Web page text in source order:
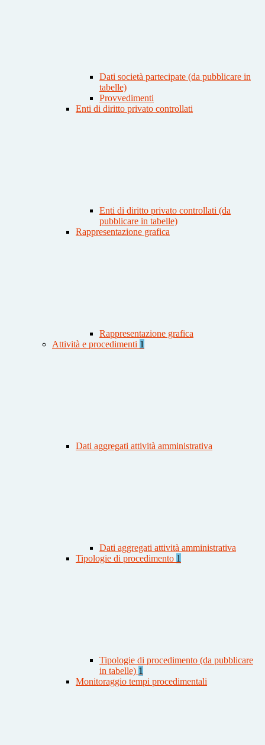
Dati società partecipate (da pubblicare in
tabelle)
Provvedimenti
Enti di diritto privato controllati
Enti di diritto privato controllati (da
pubblicare in tabelle)
Rappresentazione grafica
Rappresentazione grafica
Attività e procedimenti 1
Dati aggregati attività amministrativa
Dati aggregati attività amministrativa
Tipologie di procedimento 1
Tipologie di procedimento (da pubblicare
in tabelle) 1
Monitoraggio tempi procedimentali